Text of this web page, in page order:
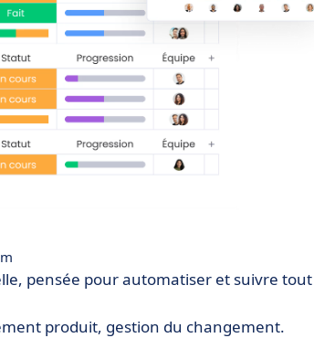
pensée pour automatiser et suivre tout
produit, gestion du changement.